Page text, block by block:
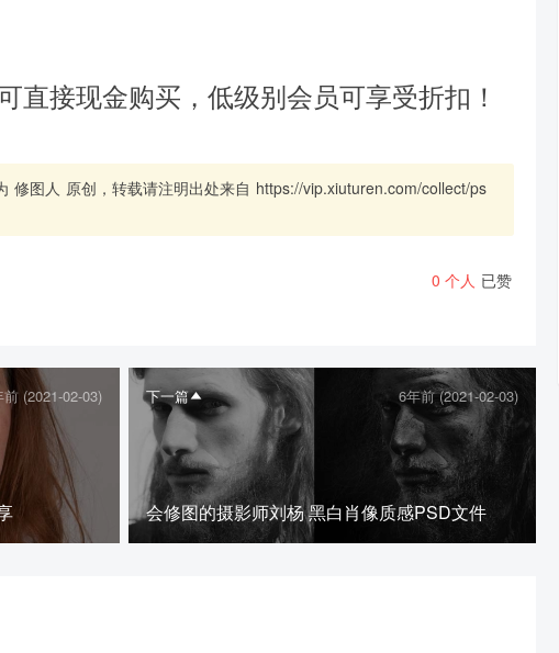
直接现金购买，低级别会员可享受折扣！
修图人 原创，转载请注明出处来自 https://vip.xiuturen.com/collect/ps
分享本文封面
分享到微博
下载封面
0 个人 已赞
前 (2021-02-03) 下一篇 6年前 (2021-02-03)
会修图的摄影师刘杨 黑白肖像质感PSD文件